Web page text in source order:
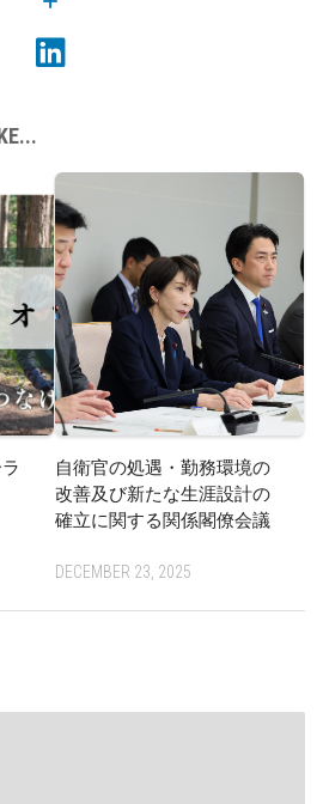
自衛官の処遇・勤務環境の
改善及び新たな生涯設計の
確立に関する関係閣僚会議
DECEMBER 23, 2025